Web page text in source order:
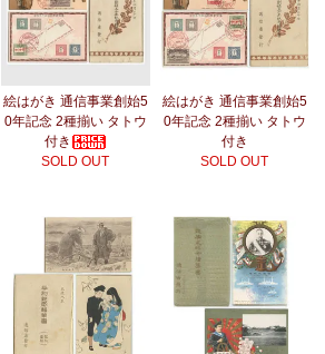
絵はがき 通信事業創始5
0年記念 2種揃い タトウ
付き
SOLD OUT
絵はがき 通信事業創始5
0年記念 2種揃い タトウ
付き
SOLD OUT